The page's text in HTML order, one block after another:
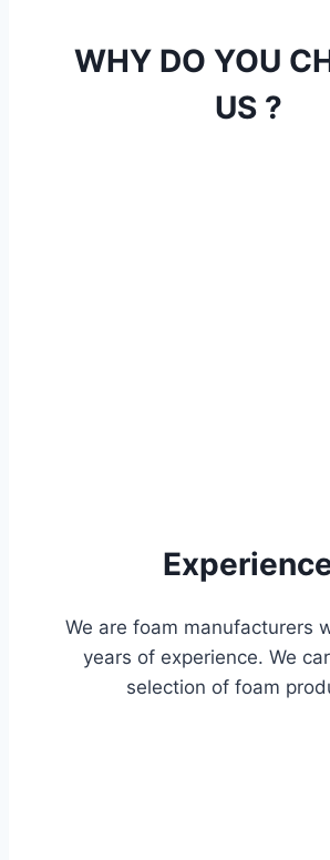
WHY DO YOU
US ?
We are foam manufacturers
years of experience. We
selection of foam